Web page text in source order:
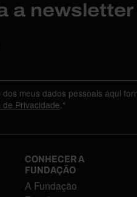
a
meus dados pessoais aqui
de Privacidade.*
CONHECER A
FUNDAÇÃO
A Fundação